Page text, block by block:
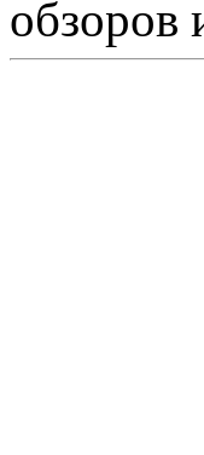
обзоров